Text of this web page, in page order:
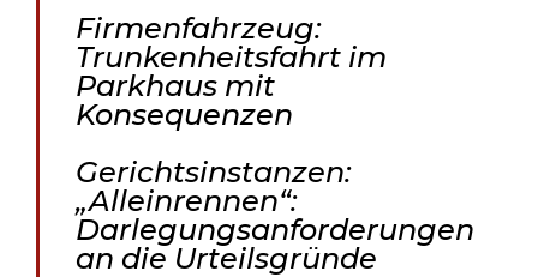
Firmenfahrzeug:
Trunkenheitsfahrt im
Parkhaus mit
Konsequenzen
Gerichtsinstanzen:
„Alleinrennen“:
Darlegungsanforderungen
an die Urteilsgründe